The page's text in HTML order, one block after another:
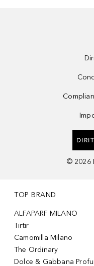
© 2026
TOP BRAND
ALFAPARF MILANO
Tirtir
Camomilla Milano
The Ordinary
Dolce & Gabbana